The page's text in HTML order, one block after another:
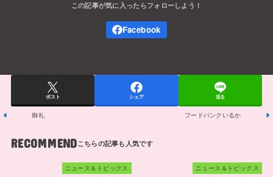
ポスト シェア 送る
御礼 フードバンクいるか
RECOMMEND
ニュース＆トピックス ニュース＆トピックス